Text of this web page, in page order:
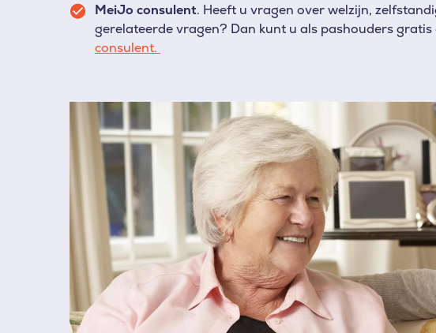
MeiJo consulent. Heeft u vragen over welzijn,
gerelateerde vragen? Dan kunt u als pashouders
consulent.
Afbeelding